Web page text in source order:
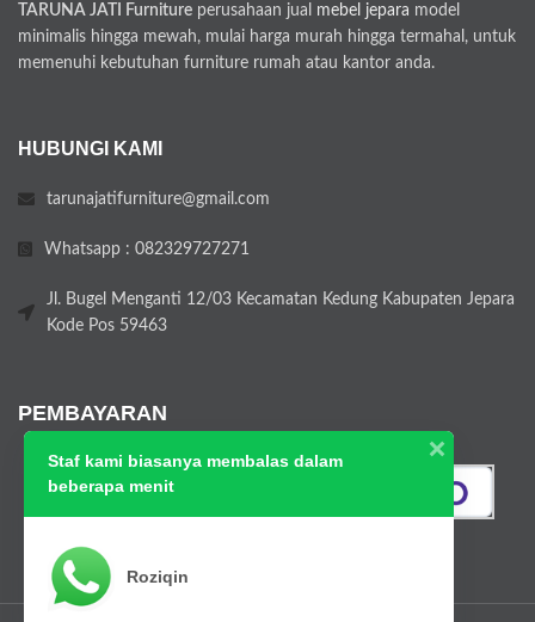
TARUNA JATI Furniture perusahaan jual mebel jepara model
minimalis hingga mewah, mulai harga murah hingga termahal, untuk
memenuhi kebutuhan furniture rumah atau kantor anda.
HUBUNGI KAMI
tarunajatifurniture@gmail.com
Whatsapp : 082329727271
Jl. Bugel Menganti 12/03 Kecamatan Kedung Kabupaten Jepara
Kode Pos 59463
PEMBAYARAN
Staf kami biasanya membalas dalam
beberapa menit
Roziqin